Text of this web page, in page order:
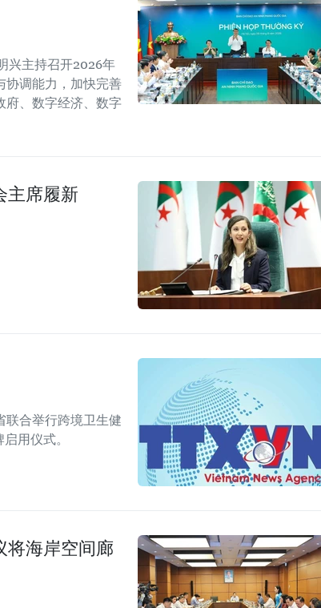
兴主持召开2026年
协调能力，加快完善
府、数字经济、数字
主席履新
联合举行跨境卫生健
用仪式。
将海岸空间廊